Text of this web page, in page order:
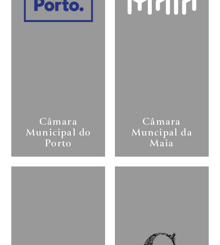
Câmara
Municipal do
Porto
Câmara
Muncipal da
Maia